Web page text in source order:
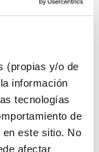
(propias y/o de
información
tecnologías
de
este sitio. No
afectar